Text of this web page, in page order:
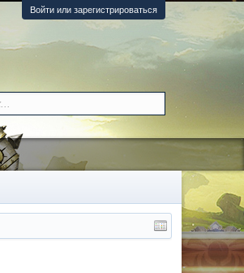
Войти или зарегистрироваться